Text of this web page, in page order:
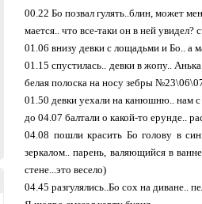
00.22 Бо позвал гулять..блин, может
мается.. что все-таки он в ней увидел?
01.06 внизу девки с лощадьми и Бо.. а
01.15 спустилась.. девки в жопу..
белая полоска на носу зебры
01.50 девки уехали на канюшню.. нам
до 04.07 балтали о какой-то ерунде..
04.08 пошли красить Бо голову в
зеркалом.. парень, валяющийся в
стене...это весело)
04.45 разгулялись..Бо сох на диване..